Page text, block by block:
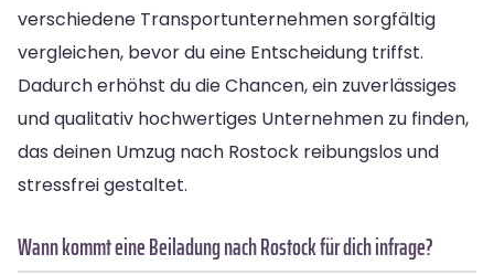
verschiedene Transportunternehmen sorgfältig
vergleichen, bevor du eine Entscheidung triffst.
Dadurch erhöhst du die Chancen, ein zuverlässiges
und qualitativ hochwertiges Unternehmen zu finden,
das deinen Umzug nach Rostock reibungslos und
stressfrei gestaltet.
Wann kommt eine Beiladung nach Rostock für dich infrage?